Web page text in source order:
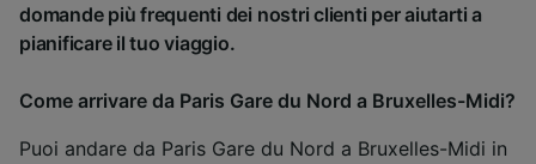
domande più frequenti dei nostri clienti per aiutarti a
pianificare il tuo viaggio.
Come arrivare da Paris Gare du Nord a Bruxelles-Midi?
Puoi andare da Paris Gare du Nord a Bruxelles-Midi in